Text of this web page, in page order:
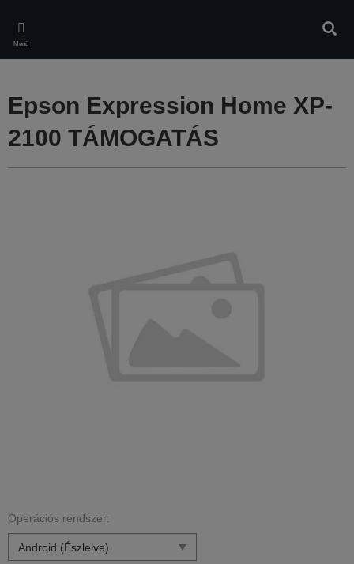
main
content
Menü
Epson Expression Home XP-
2100 TÁMOGATÁS
Operációs rendszer: